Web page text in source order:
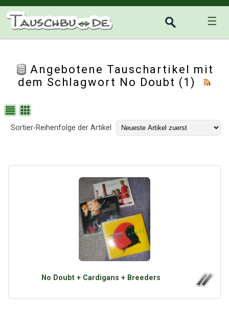
☰
Angebotene Tauschartikel mit
dem Schlagwort No Doubt (1)
Sortier-Reihenfolge der Artikel
No Doubt + Cardigans + Breeders